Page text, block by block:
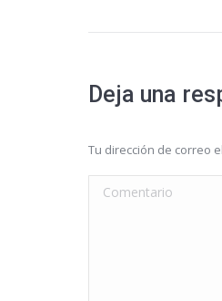
Deja una
Tu dirección de correo
Comentario